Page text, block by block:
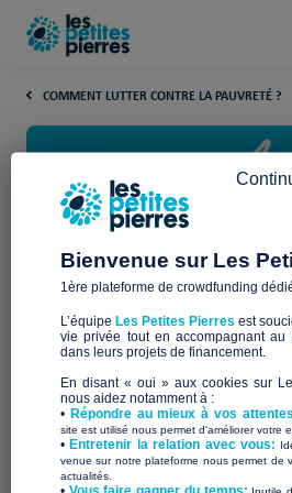
COMMENT LUTTER CONTRE LA PAUVRETÉ ?
Comment faire
d’énergie pour
L’importance des
pour les ménages les
Bienvenue sur Les
1ère plateforme de crowdfunding
L’équipe Les Petites Pierres est
vie privée tout en accompagnant au
dans leurs projets de financement.
En disant « oui » aux cookies sur
nous aidez notamment à :
• Répondre au mieux à vos
site est utilisé nous permet d'améliorer votre
•Entretenir la relation avec vous:
venue sur notre plateforme nous permet de
actualités.